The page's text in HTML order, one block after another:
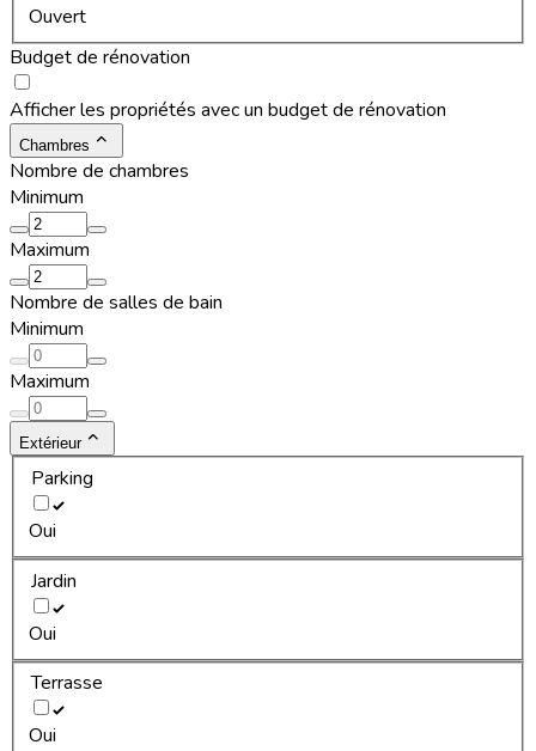
Ouvert
Budget de rénovation
Afficher les propriétés avec un budget de rénovation
Chambres
Nombre de chambres
Minimum
Maximum
Nombre de salles de bain
Minimum
Maximum
Extérieur
Parking
Oui
Jardin
Oui
Terrasse
Oui